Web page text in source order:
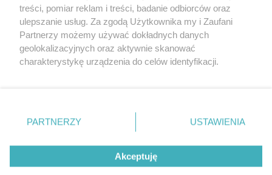
© 2026 Grupa ZPR Media
treści, pomiar reklam i treści, badanie odbiorców oraz
ulepszanie usług. Za zgodą Użytkownika my i Zaufani
Partnerzy możemy używać dokładnych danych
geolokalizacyjnych oraz aktywnie skanować
charakterystykę urządzenia do celów identyfikacji.
zmienić/wycofać klikając przycisk ustawień prywatności
znajdujący się w lewym dolnym rogu strony
rodzaje przetwarzania danych nie wymagają zgody
użytkownika, ale masz prawo sprzeciwić się takiemu
przetwarzaniu. Preferencje będą miały zastosowanie tylko
PARTNERZY USTAWIENIA
Akceptuję